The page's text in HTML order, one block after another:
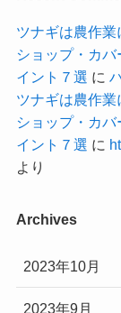
ツナギは農作業
ショップ・カ
イント７選 に
ツナギは農作業
ショップ・カ
イント７選 に
より
Archives
2023年10月
2023年9月